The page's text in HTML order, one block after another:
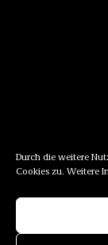
Durch die weitere
Cookies zu. Weitere